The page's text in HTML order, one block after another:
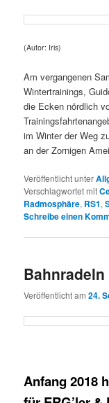
(Autor: Iris)
Am vergangenen
Wintertrainings,
die Ecken nördlich
im Winter der Weg
an der Zornigen
Veröffentlicht unter
Verschlagwortet mit
Radmosphäre, RS1,
Schreibe einen
Bahnradeln
Veröffentlicht am24.
Anfang 2018